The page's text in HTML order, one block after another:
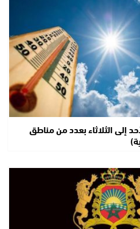
إلى الثلاثاء بعدد من مناطق